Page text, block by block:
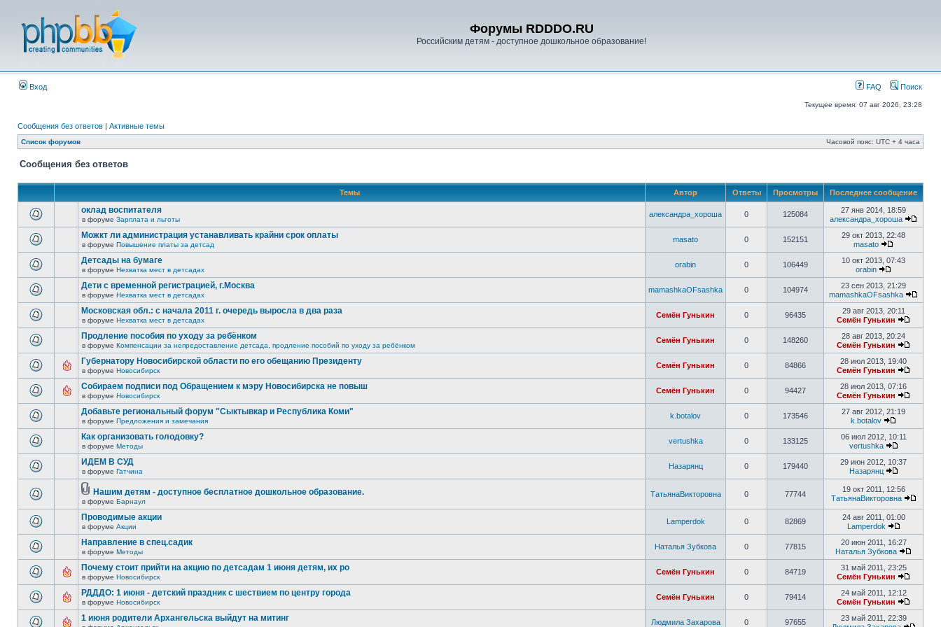
Форумы RDDDO.RU
Российским детям - доступное дошкольное образование!
Вход FAQ Поиск
Текущее время: 07 авг 2026, 23:28
Сообщения без ответов | Активные темы
Список форумов Часовой пояс: UTC + 4 часа
Сообщения без ответов
Темы Автор Ответы Просмотры Последнее сообщение
оклад воспитателя
в форуме Зарплата и льготы
александра_хороша 0 125084
27 янв 2014, 18:59
александра_хороша
Можкт ли администрация устанавливать крайни срок оплаты
в форуме Повышение платы за детсад
masato 0 152151
29 окт 2013, 22:48
masato
Детсады на бумаге
в форуме Нехватка мест в детсадах
orabin 0 106449
10 окт 2013, 07:43
orabin
Дети с временной регистрацией, г.Москва
в форуме Нехватка мест в детсадах
mamashkaOFsashka 0 104974
23 сен 2013, 21:29
mamashkaOFsashka
Московская обл.: с начала 2011 г. очередь выросла в два раза
в форуме Нехватка мест в детсадах
Семён Гунькин 0 96435
29 авг 2013, 20:11
Семён Гунькин
Продление пособия по уходу за ребёнком
в форуме Компенсации за непредоставление детсада, продление пособий по уходу за ребёнком
Семён Гунькин 0 148260
28 авг 2013, 20:24
Семён Гунькин
Губернатору Новосибирской области по его обещанию Президенту
в форуме Новосибирск
Семён Гунькин 0 84866
28 июл 2013, 19:40
Семён Гунькин
Собираем подписи под Обращением к мэру Новосибирска не повыш
в форуме Новосибирск
Семён Гунькин 0 94427
28 июл 2013, 07:16
Семён Гунькин
Добавьте региональный форум "Сыктывкар и Республика Коми"
в форуме Предложения и замечания
k.botalov 0 173546
27 авг 2012, 21:19
k.botalov
Как организовать голодовку?
в форуме Методы
vertushka 0 133125
06 июл 2012, 10:11
vertushka
ИДЕМ В СУД
в форуме Гатчина
Назарянц 0 179440
29 июн 2012, 10:37
Назарянц
Нашим детям - доступное бесплатное дошкольное образование.
в форуме Барнаул
ТатьянаВикторовна 0 77744
19 окт 2011, 12:56
ТатьянаВикторовна
Проводимые акции
в форуме Акции
Lamperdok 0 82869
24 авг 2011, 01:00
Lamperdok
Направление в спец.садик
в форуме Методы
Наталья Зубкова 0 77815
20 июн 2011, 16:27
Наталья Зубкова
Почему стоит прийти на акцию по детсадам 1 июня детям, их ро
в форуме Новосибирск
Семён Гунькин 0 84719
31 май 2011, 23:25
Семён Гунькин
РДДДО: 1 июня - детский праздник с шествием по центру города
в форуме Новосибирск
Семён Гунькин 0 79414
24 май 2011, 12:12
Семён Гунькин
1 июня родители Архангельска выйдут на митинг Людмила Захарова 0 97655
23 май 2011, 22:39